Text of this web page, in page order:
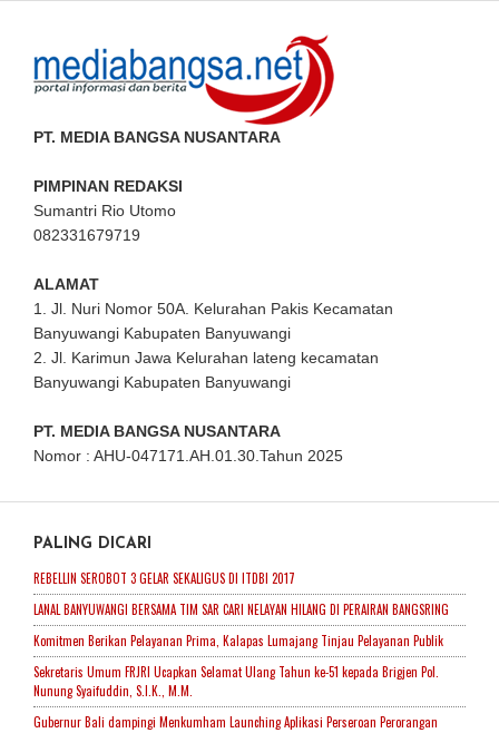
PT. MEDIA BANGSA NUSANTARA
PIMPINAN REDAKSI
Sumantri Rio Utomo
082331679719
ALAMAT
1. Jl. Nuri Nomor 50A. Kelurahan Pakis Kecamatan
Banyuwangi Kabupaten Banyuwangi
2. Jl. Karimun Jawa Kelurahan lateng kecamatan
Banyuwangi Kabupaten Banyuwangi
PT. MEDIA BANGSA NUSANTARA
Nomor : AHU-047171.AH.01.30.Tahun 2025
PALING DICARI
REBELLIN SEROBOT 3 GELAR SEKALIGUS DI ITDBI 2017
LANAL BANYUWANGI BERSAMA TIM SAR CARI NELAYAN HILANG DI PERAIRAN BANGSRING
Komitmen Berikan Pelayanan Prima, Kalapas Lumajang Tinjau Pelayanan Publik
Sekretaris Umum FRJRI Ucapkan Selamat Ulang Tahun ke-51 kepada Brigjen Pol.
Nunung Syaifuddin, S.I.K., M.M.
Gubernur Bali dampingi Menkumham Launching Aplikasi Perseroan Perorangan